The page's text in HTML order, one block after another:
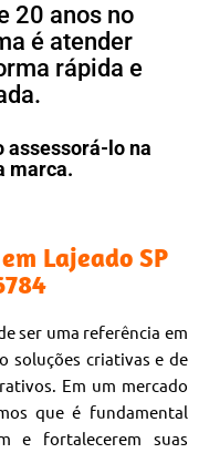
20 anos no
é atender
rápida e
assessorá-lo na
marca.
Lajeado SP
ser uma referência em
soluções criativas e de
Em um mercado
que é fundamental
e fortalecerem suas